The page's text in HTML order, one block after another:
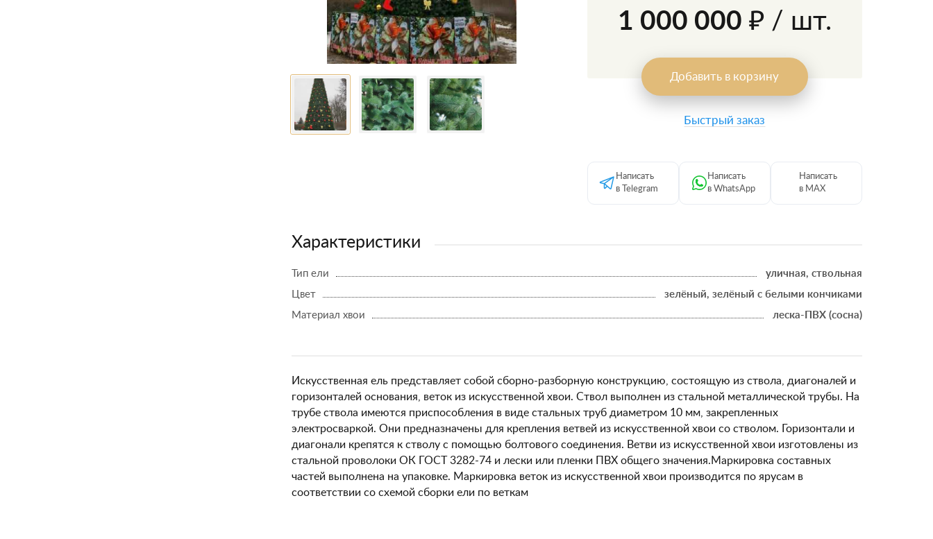
1 000 000 ₽/ шт.
Добавить в корзину
Быстрый заказ
Написать
в Telegram
Написать
в WhatsApp
Написать
в MAX
Характеристики
Тип ели
уличная, ствольная
Цвет
зелёный, зелёный с белыми кончиками
Материал хвои
леска-ПВХ (сосна)
Искусственная ель представляет собой сборно-разборную конструкцию, состоящую из ствола, диагоналей и
горизонталей основания, веток из искусственной хвои. Ствол выполнен из стальной металлической трубы. На
трубе ствола имеются приспособления в виде стальных труб диаметром 10 мм, закрепленных
электросваркой. Они предназначены для крепления ветвей из искусственной хвои со стволом. Горизонтали и
диагонали крепятся к стволу с помощью болтового соединения. Ветви из искусственной хвои изготовлены из
стальной проволоки ОК ГОСТ 3282-74 и лески или пленки ПВХ общего значения.Маркировка составных
частей выполнена на упаковке. Маркировка веток из искусственной хвои производится по ярусам в
соответствии со схемой сборки ели по веткам